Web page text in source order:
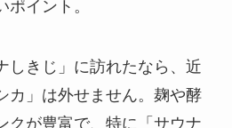
イント。
しきじ」に訪れたなら、近
カ」は外せません。麹や酵
クが豊富で、特に「サウナ